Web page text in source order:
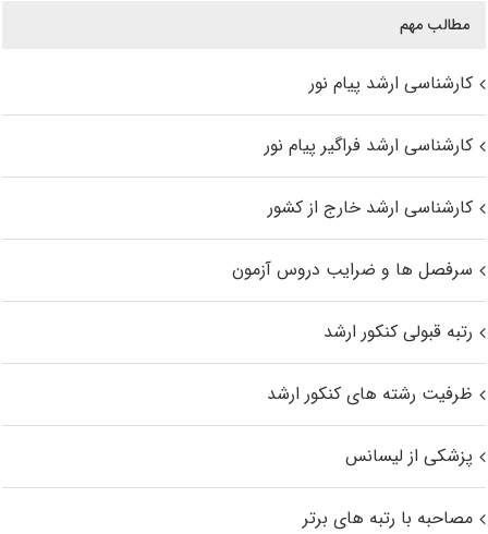
مطالب مهم
کارشناسی ارشد پیام نور
کارشناسی ارشد فراگیر پیام نور
کارشناسی ارشد خارج از کشور
سرفصل ها و ضرایب دروس آزمون
رتبه قبولی کنکور ارشد
ظرفیت رشته های کنکور ارشد
پزشکی از لیسانس
مصاحبه با رتبه های برتر